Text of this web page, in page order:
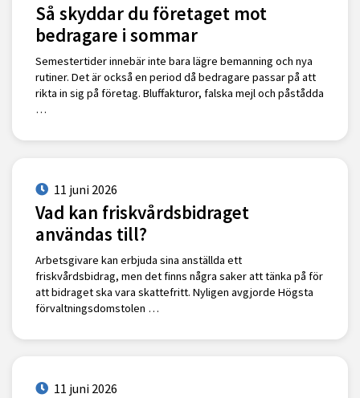
Så skyddar du företaget mot
bedragare i sommar
Semestertider innebär inte bara lägre bemanning och nya
rutiner. Det är också en period då bedragare passar på att
rikta in sig på företag. Bluffakturor, falska mejl och påstådda
…
11 juni 2026
Vad kan friskvårdsbidraget
användas till?
Arbetsgivare kan erbjuda sina anställda ett
friskvårdsbidrag, men det finns några saker att tänka på för
att bidraget ska vara skattefritt. Nyligen avgjorde Högsta
förvaltningsdomstolen …
11 juni 2026